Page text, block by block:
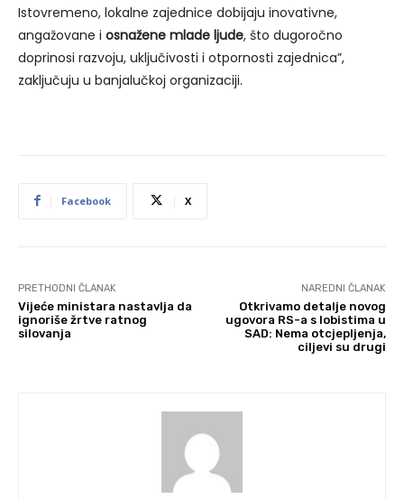
Istovremeno, lokalne zajednice dobijaju inovativne,
angažovane i osnažene mlade ljude, što dugoročno
doprinosi razvoju, uključivosti i otpornosti zajednica”,
zaključuju u banjalučkoj organizaciji.
Facebook X
PRETHODNI ČLANAK
Vijeće ministara nastavlja da
ignoriše žrtve ratnog
silovanja
NAREDNI ČLANAK
Otkrivamo detalje novog
ugovora RS-a s lobistima u
SAD: Nema otcjepljenja,
ciljevi su drugi